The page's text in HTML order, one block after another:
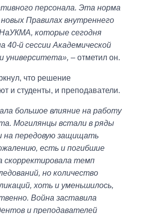
персонала. Эта норма
Правилах внутреннего
которые сегодня
40-й сессии Академической
университета», – отметил он.
что решение
и студенты, и преподаватели.
большое влияние на работу
Могилянцы встали в ряды
на передовую защищать
есть и погибшие
скорректировала темп
но количество
хоть и уменьшилось,
Война заставила
и преподавателей